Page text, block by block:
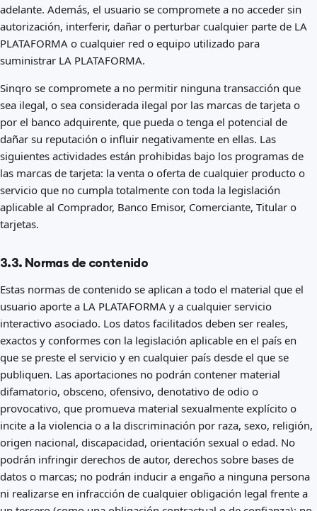
adelante. Además, el usuario se compromete a no acceder sin
autorización, interferir, dañar o perturbar cualquier parte de LA
PLATAFORMA o cualquier red o equipo utilizado para
suministrar LA PLATAFORMA.
Sinqro se compromete a no permitir ninguna transacción que
sea ilegal, o sea considerada ilegal por las marcas de tarjeta o
por el banco adquirente, que pueda o tenga el potencial de
dañar su reputación o influir negativamente en ellas. Las
siguientes actividades están prohibidas bajo los programas de
las marcas de tarjeta: la venta o oferta de cualquier producto o
servicio que no cumpla totalmente con toda la legislación
aplicable al Comprador, Banco Emisor, Comerciante, Titular o
tarjetas.
3.3. Normas de contenido
Estas normas de contenido se aplican a todo el material que el
usuario aporte a LA PLATAFORMA y a cualquier servicio
interactivo asociado. Los datos facilitados deben ser reales,
exactos y conformes con la legislación aplicable en el país en
que se preste el servicio y en cualquier país desde el que se
publiquen. Las aportaciones no podrán contener material
difamatorio, obsceno, ofensivo, denotativo de odio o
provocativo, que promueva material sexualmente explícito o
incite a la violencia o a la discriminación por raza, sexo, religión,
origen nacional, discapacidad, orientación sexual o edad. No
podrán infringir derechos de autor, derechos sobre bases de
datos o marcas; no podrán inducir a engaño a ninguna persona
ni realizarse en infracción de cualquier obligación legal frente a